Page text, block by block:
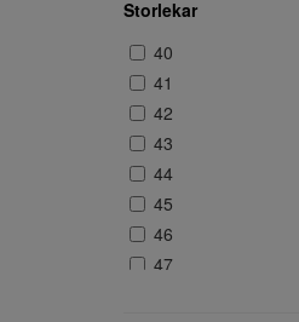
Storlekar
40
41
42
43
44
45
46
47